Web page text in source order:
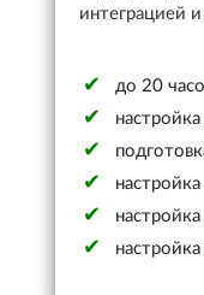
интеграцией
до 20